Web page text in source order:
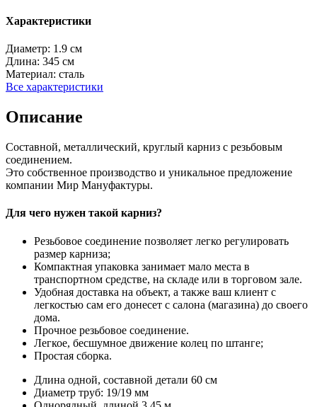
Характеристики
Диаметр: 1.9 см
Длина: 345 см
Материал: сталь
Все характеристики
Описание
Составной, металлический, круглый карниз с резьбовым
соединением.
Это собственное производство и уникальное предложение
компании Мир Мануфактуры.
Для чего нужен такой карниз?
Резьбовое соединение позволяет легко регулировать
размер карниза;
Компактная упаковка занимает мало места в
транспортном средстве, на складе или в торговом зале.
Удобная доставка на объект, а также ваш клиент с
легкостью сам его донесет с салона (магазина) до своего
дома.
Прочное резьбовое соединение.
Легкое, бесшумное движение колец по штанге;
Простая сборка.
Длина одной, составной детали 60 см
Диаметр труб: 19/19 мм